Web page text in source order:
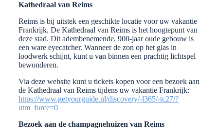
Kathedraal van Reims
Reims is bij uitstek een geschikte locatie voor uw vakantie
Frankrijk. De Kathedraal van Reims is het hoogtepunt van
deze stad. Dit adembenemende, 900-jaar oude gebouw is
een ware eyecatcher. Wanneer de zon op het glas in
loodwerk schijnt, kunt u van binnen een prachtig lichtspel
bewonderen.
Via deze website kunt u tickets kopen voor een bezoek aan
de Kathedraal van Reims tijdens uw vakantie Frankrijk:
https://www.getyourguide.nl/discovery/-l365/-tc27/?
utm_force=0
Bezoek aan de champagnehuizen van Reims